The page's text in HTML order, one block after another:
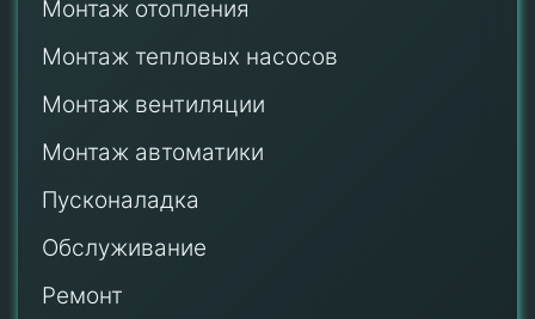
Монтаж отопления
Монтаж тепловых насосов
Монтаж вентиляции
Монтаж автоматики
Пусконаладка
Обслуживание
Ремонт